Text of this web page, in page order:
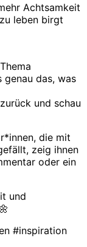
Achtsamkeit
leben birgt
das, was
und schau
die mit
zeig ihnen
oder ein
und
#inspiration